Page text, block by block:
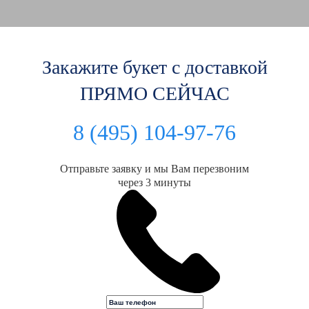
Закажите букет с доставкой
ПРЯМО СЕЙЧАС
8 (495) 104-97-76
Отправьте заявку и мы Вам перезвоним
через 3 минуты